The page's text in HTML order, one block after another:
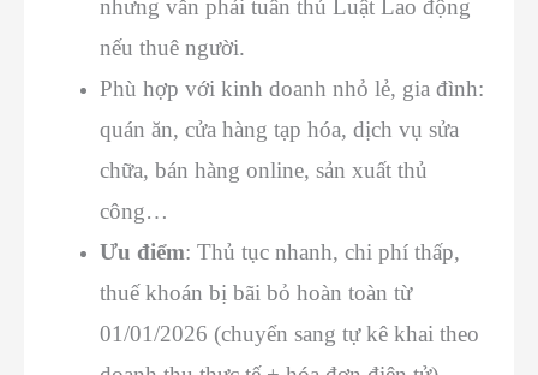
nhưng vẫn phải tuân thủ Luật Lao động
nếu thuê người.
Phù hợp với kinh doanh nhỏ lẻ, gia đình:
quán ăn, cửa hàng tạp hóa, dịch vụ sửa
chữa, bán hàng online, sản xuất thủ
công…
Ưu điểm: Thủ tục nhanh, chi phí thấp,
thuế khoán bị bãi bỏ hoàn toàn từ
01/01/2026 (chuyển sang tự kê khai theo